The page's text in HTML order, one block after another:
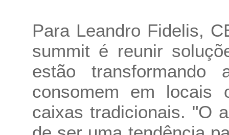
Para Leandro Fidelis,
summit é reunir
estão
consomem em locais
caixas tradicionais. "O